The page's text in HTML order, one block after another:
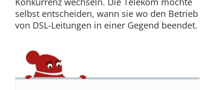
selbst entscheiden, wann sie wo den Betrieb
von DSL-Leitungen in einer Gegend beendet.